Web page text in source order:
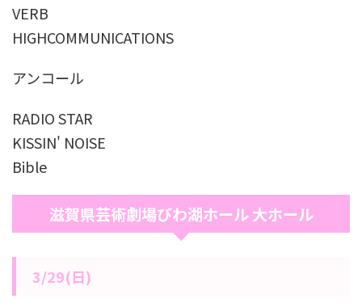
VERB
HIGHCOMMUNICATIONS
アンコール
RADIO STAR
KISSIN' NOISE
Bible
滋賀県芸術劇場びわ湖ホール 大ホール
3/29(日)